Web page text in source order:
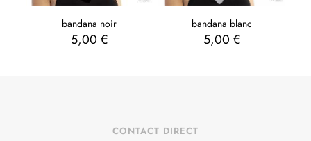
bandana noir
5,00 €
bandana blanc
5,00 €
CONTACT DIRECT